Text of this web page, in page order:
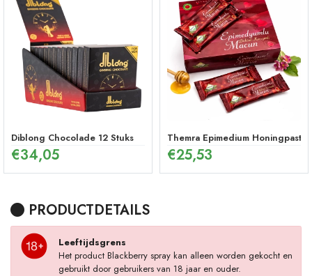
Diblong Chocolade 12 Stuks
€34,05
Themra Epimedium
€25,53
PRODUCTDETAILS
Leeftijdsgrens
Het product Blackberry spray kan alleen worden gekocht en
gebruikt door gebruikers van 18 jaar en ouder.